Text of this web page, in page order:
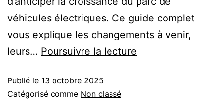
véhicules électriques. Ce guide complet
vous explique les changements à venir,
leurs… Poursuivre la lecture
Publié le 13 octobre 2025
Catégorisé comme Non classé